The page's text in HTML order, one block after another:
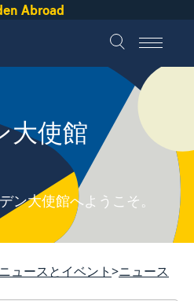
Abroad
大使館
ン大使館へようこそ。
ニュースとイベント ニュース